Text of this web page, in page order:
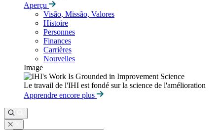
Aperçu
Visão, Missão, Valores
Histoire
Personnes
Finances
Carrières
Nouvelles
Image
Le travail de l'IHI est fondé sur la science de l'amélioration
Apprendre encore plus